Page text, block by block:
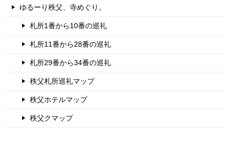
ゆるーり秩父、寺めぐり。
札所1番から10番の巡礼
札所11番から28番の巡礼
札所29番から34番の巡礼
秩父札所巡礼マップ
秩父ホテルマップ
秩父クマップ